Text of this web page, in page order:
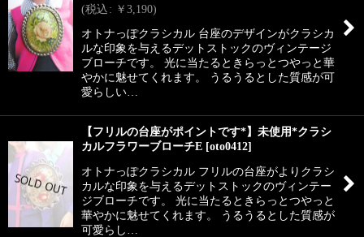
(税込: ￥3,190)
オトナっぽクラシカル 台座のデザインがクラシカ
ルな印象を与えるデットストックのヴィンテージ
ブローチです。 光に当たるときらっとつやっと華
やかに魅せてくれます。 うるうるとした質感が可
愛らしい…
【フリルの台座がポイントです*】未使用*クラシ
カルフラワーブローチE [oto0412]
オトナっぽクラシカル フリルの台座がよりクラシ
カルな印象を与えるデットストックのヴィンテー
ジブローチです。 光に当たるときらっとつやっと
華やかに魅せてくれます。 うるうるとした質感が
可愛らし…